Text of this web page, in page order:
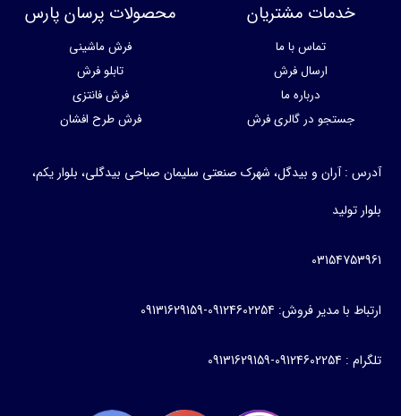
خدمات مشتریان
تماس با ما
ارسال فرش
جستجو در گالری فرش
محصولات پرسان پارس
فرش ماشینی
فرش فانتزی
فرش طرح افشان
آران و بیدگل، شهرک صنعتی سلیمان صباحی بیدگلی، بلوار یکم،
فروش: 09124602254-09131629159